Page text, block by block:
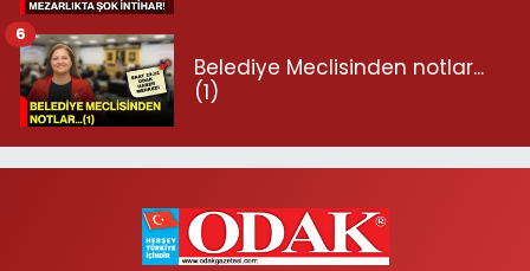
Belediye Meclisinden notlar...
(1)
6